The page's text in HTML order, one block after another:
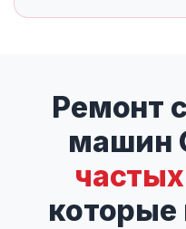
Ремонт
машин